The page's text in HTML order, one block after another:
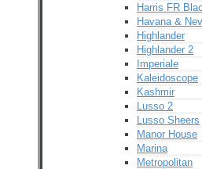
Harris FR
Havana &
Highlander
Highlander 2
Imperiale
Kaleidoscope
Kashmir
Lusso 2
Lusso Sheers
Manor House
Marina
Metropolitan